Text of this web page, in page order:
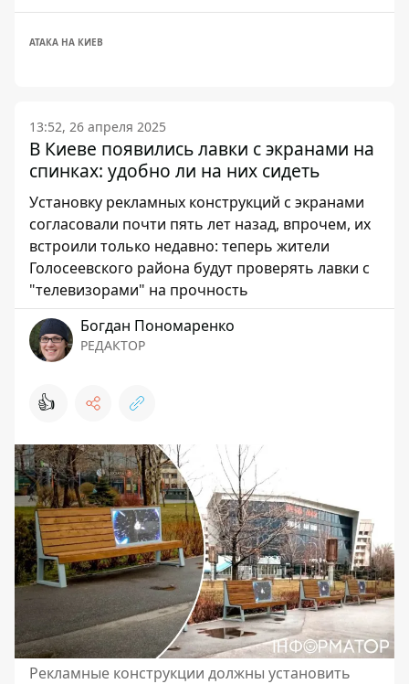
АТАКА НА КИЕВ
13:52, 26 апреля 2025
В Киеве появились лавки с экранами на
спинках: удобно ли на них сидеть
Установку рекламных конструкций с экранами
согласовали почти пять лет назад, впрочем, их
встроили только недавно: теперь жители
Голосеевского района будут проверять лавки с
"телевизорами" на прочность
Богдан Пономаренко
РЕДАКТОР
👍
Рекламные конструкции должны установить